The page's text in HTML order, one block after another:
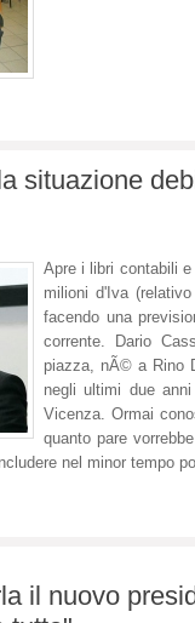
situazione
Apre i libri contabili
milioni d'Iva
facendo una
corrente. Dario
piazza, nÃ© a Rino
negli ultimi due
Vicenza. Ormai
quanto pare
nel minor tempo
il nuovo